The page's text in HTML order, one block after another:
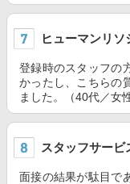
ヒューマンリソ
登録時のスタッフの
かったし、こちらの
ました。（40代／女性
スタッフサービ
面接の結果が駄目で